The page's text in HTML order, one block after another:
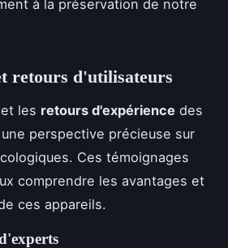
à la préservation de notre
retours d'utilisateurs
et les retours d'expérience des
perspective précieuse sur
Ces témoignages
comprendre les avantages et
ces appareils.